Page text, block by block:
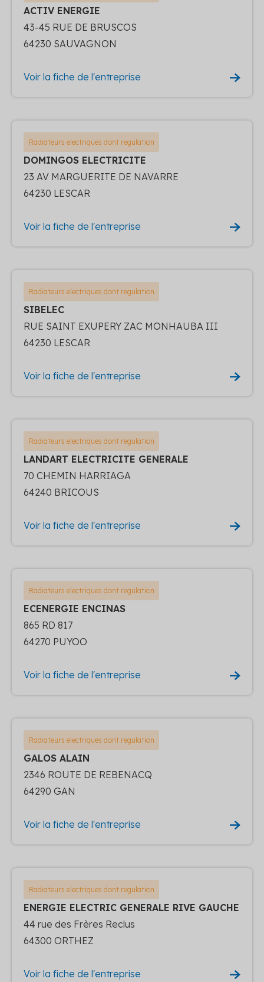
ACTIV ENERGIE
43-45 RUE DE BRUSCOS
64230 SAUVAGNON
Voir la fiche de l'entreprise
Radiateurs electriques dont regulation
DOMINGOS ELECTRICITE
23 AV MARGUERITE DE NAVARRE
64230 LESCAR
Voir la fiche de l'entreprise
Radiateurs electriques dont regulation
SIBELEC
RUE SAINT EXUPERY ZAC MONHAUBA III
64230 LESCAR
Voir la fiche de l'entreprise
Radiateurs electriques dont regulation
LANDART ELECTRICITE GENERALE
70 CHEMIN HARRIAGA
64240 BRICOUS
Voir la fiche de l'entreprise
Radiateurs electriques dont regulation
ECENERGIE ENCINAS
865 RD 817
64270 PUYOO
Voir la fiche de l'entreprise
Radiateurs electriques dont regulation
GALOS ALAIN
2346 ROUTE DE REBENACQ
64290 GAN
Voir la fiche de l'entreprise
Radiateurs electriques dont regulation
ENERGIE ELECTRIC GENERALE RIVE GAUCHE
44 rue des Frères Reclus
64300 ORTHEZ
Voir la fiche de l'entreprise